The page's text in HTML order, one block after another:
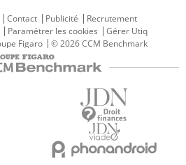
Contact Publicité
Recrutement
Paramétrer les cookies
Gérer Utiq
Figaro © 2026 CCM Benchmark